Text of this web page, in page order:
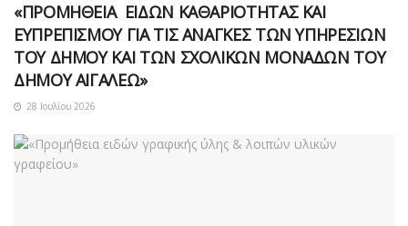
«ΠΡΟΜΗΘΕΙΑ ΕΙΔΩΝ ΚΑΘΑΡΙΟΤΗΤΑΣ ΚΑΙ
ΕΥΠΡΕΠΙΣΜΟΥ ΓΙΑ ΤΙΣ ΑΝΑΓΚΕΣ ΤΩΝ ΥΠΗΡΕΣΙΩΝ
ΤΟΥ ΔΗΜΟΥ ΚΑΙ ΤΩΝ ΣΧΟΛΙΚΩΝ ΜΟΝΑΔΩΝ ΤΟΥ
ΔΗΜΟΥ ΑΙΓΑΛΕΩ»
28 Ιουλίου 2026